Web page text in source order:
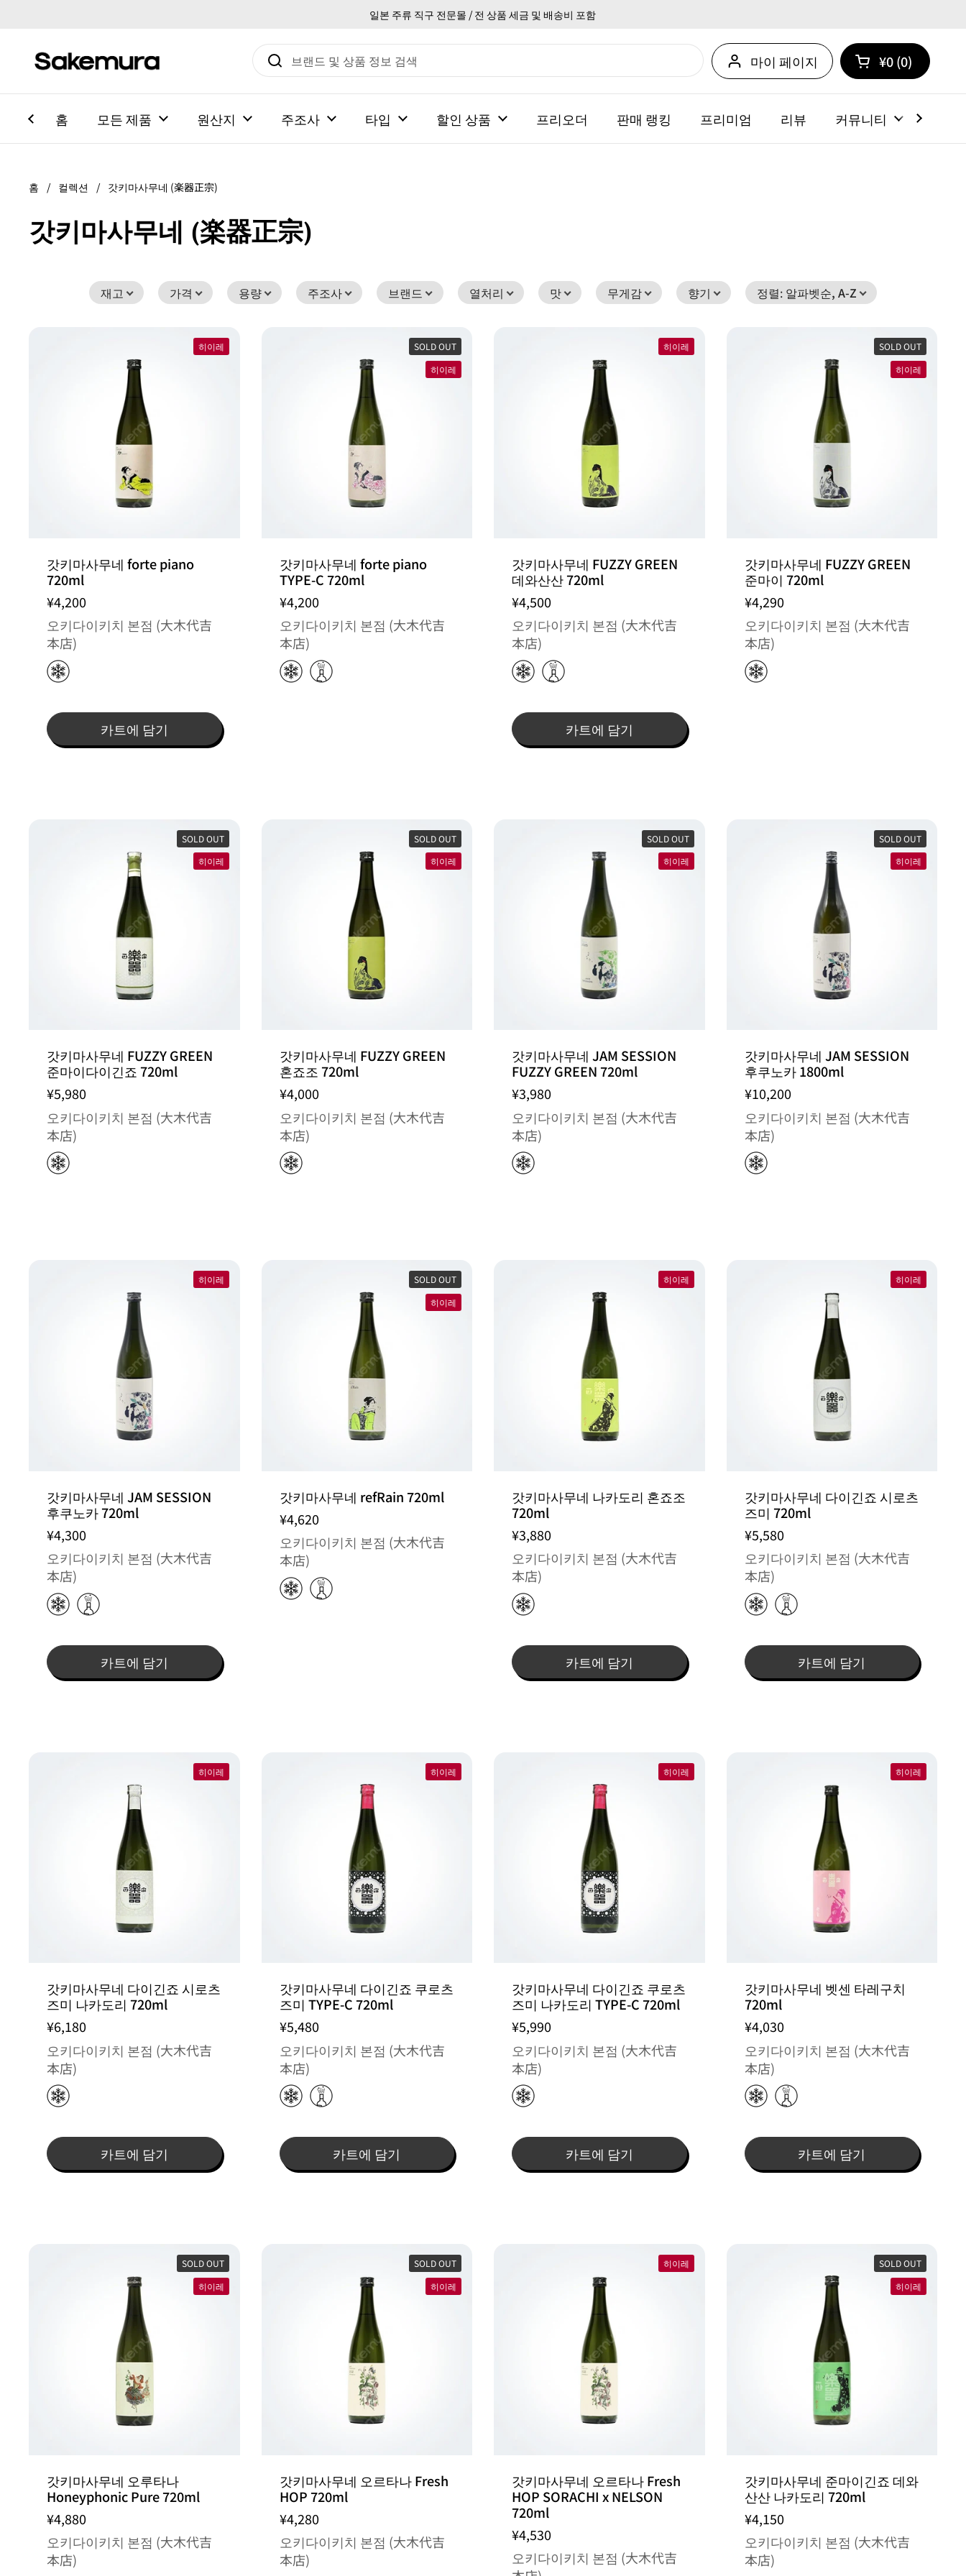
일본 주류 직구 전문몰 / 전 상품 세금 및 배송비 포함
마이 페이지 카트 열기
쇼핑 카트 총계:
¥0 0
카트 내에 제품
홈 모든 제품 원산지 주조사 타입 할인 상품 프리오더 판매 랭킹 프리미엄 리뷰 커뮤니티
홈 / 컬렉션 / 갓키마사무네 (楽器正宗)
갓키마사무네 (楽器正宗)
재고 가격 용량 주조사 브랜드 열처리 맛 무게감 향기 정렬: 알파벳순, A-Z
갓키마사무네 forte piano
720ml
¥4,200
오키다이키치 본점 (大木代吉
本店)
카트에 담기
히이레
갓키마사무네 forte piano
TYPE-C 720ml
¥4,200
오키다이키치 본점 (大木代吉
本店)
SOLD OUT
히이레
갓키마사무네 FUZZY GREEN
데와산산 720ml
¥4,500
오키다이키치 본점 (大木代吉
本店)
카트에 담기
히이레
갓키마사무네 FUZZY GREEN
준마이 720ml
¥4,290
오키다이키치 본점 (大木代吉
本店)
SOLD OUT
히이레
갓키마사무네 FUZZY GREEN
준마이다이긴죠 720ml
¥5,980
오키다이키치 본점 (大木代吉
本店)
SOLD OUT
히이레
갓키마사무네 FUZZY GREEN
혼죠조 720ml
¥4,000
오키다이키치 본점 (大木代吉
本店)
SOLD OUT
히이레
갓키마사무네 JAM SESSION
FUZZY GREEN 720ml
¥3,980
오키다이키치 본점 (大木代吉
本店)
SOLD OUT
히이레
갓키마사무네 JAM SESSION
후쿠노카 1800ml
¥10,200
오키다이키치 본점 (大木代吉
本店)
SOLD OUT
히이레
갓키마사무네 JAM SESSION
후쿠노카 720ml
¥4,300
오키다이키치 본점 (大木代吉
本店)
카트에 담기
히이레
갓키마사무네 refRain 720ml
¥4,620
오키다이키치 본점 (大木代吉
本店)
SOLD OUT
히이레
갓키마사무네 나카도리 혼죠조
720ml
¥3,880
오키다이키치 본점 (大木代吉
本店)
카트에 담기
히이레
갓키마사무네 다이긴죠 시로츠
즈미 720ml
¥5,580
오키다이키치 본점 (大木代吉
本店)
카트에 담기
히이레
갓키마사무네 다이긴죠 시로츠
즈미 나카도리 720ml
¥6,180
오키다이키치 본점 (大木代吉
本店)
카트에 담기
히이레
갓키마사무네 다이긴죠 쿠로츠
즈미 TYPE-C 720ml
¥5,480
오키다이키치 본점 (大木代吉
本店)
카트에 담기
히이레
갓키마사무네 다이긴죠 쿠로츠
즈미 나카도리 TYPE-C 720ml
¥5,990
오키다이키치 본점 (大木代吉
本店)
카트에 담기
히이레
갓키마사무네 벳센 타레구치
720ml
¥4,030
오키다이키치 본점 (大木代吉
本店)
카트에 담기
히이레
갓키마사무네 오루타나
Honeyphonic Pure 720ml
¥4,880
오키다이키치 본점 (大木代吉
本店)
SOLD OUT
히이레
갓키마사무네 오르타나 Fresh
HOP 720ml
¥4,280
오키다이키치 본점 (大木代吉
本店)
SOLD OUT
히이레
갓키마사무네 오르타나 Fresh
HOP SORACHI x NELSON
720ml
¥4,530
오키다이키치 본점 (大木代吉
히이레
갓키마사무네 준마이긴죠 데와
산산 나카도리 720ml
¥4,150
오키다이키치 본점 (大木代吉
本店)
SOLD OUT
히이레